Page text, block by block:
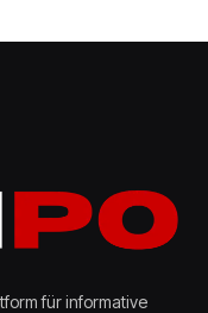
für informative